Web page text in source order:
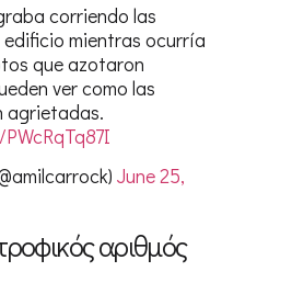
corriendo las
edificio mientras ocurría
que azotaron
ver como las
agrietadas.
June 25,
αριθμός